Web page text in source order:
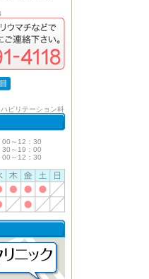
ビリテーション科
～12：30
19：00
00～12：30